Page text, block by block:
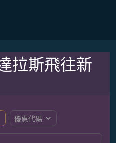
拉斯飛往新
優惠代碼 expand_more